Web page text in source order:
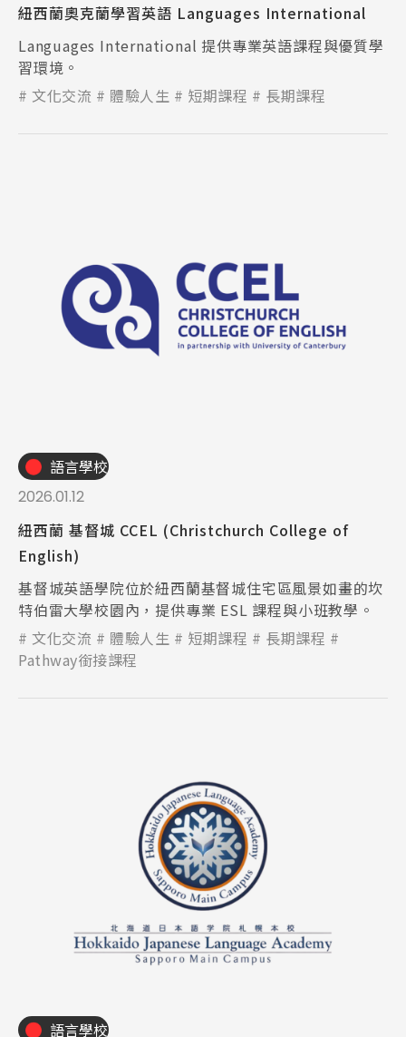
紐西蘭奧克蘭學習英語 Languages International
Languages International 提供專業英語課程與優質學
習環境。
文化交流
體驗人生 短期課程 長期課程
語言學校
2026.01.12
紐西蘭 基督城 CCEL (Christchurch College of
English)
基督城英語學院位於紐西蘭基督城住宅區風景如畫的坎
特伯雷大學校園內，提供專業 ESL 課程與小班教學。
文化交流
體驗人生 短期課程
長期課程
Pathway銜接課程
語言學校